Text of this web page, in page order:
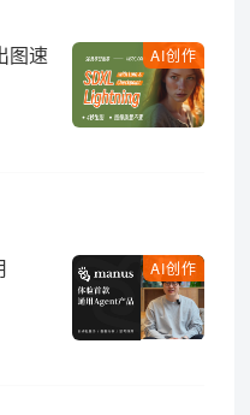
AI创作
图速
AI创作